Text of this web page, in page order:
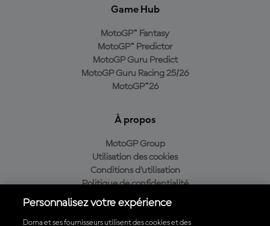
Game Hub
MotoGP™ Fantasy
MotoGP™ Predictor
MotoGP Guru Predict
MotoGP Guru Racing 25/26
MotoGP™26
À propos
MotoGP Group
Utilisation des cookies
Conditions d'utilisation
Politique de confidentialité
Politique d’achat
Personnalisez votre expérience
Dorna et ses fournisseurs utilisent des cookies et des